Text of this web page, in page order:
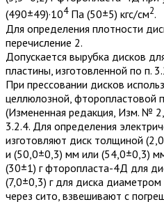
(490±49)·104Па (50±5) кгс/см2.
Для определения плотности
перечисление 2.
Допускается вырубка дисков
пластины, изготовленной по п.
При прессовании дисков
целлюлозной, фторопластовой
(Измененная редакция, Изм. №
3.2.4. Для определения
изготов­ляют диск толщиной
и (50,0±0,3) мм или (54,0±0,3)
(30±1) г фторопласта-4Д для
(7,0±0,3) г для диска
через сито, взвешивают с